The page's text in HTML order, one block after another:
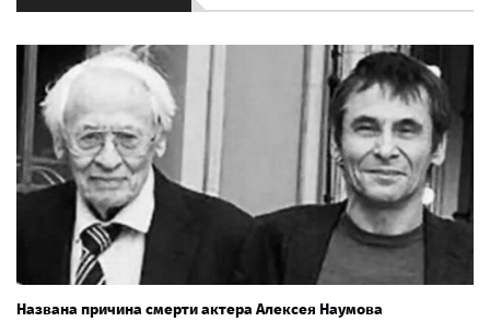
Названа причина смерти актера Алексея Наумова